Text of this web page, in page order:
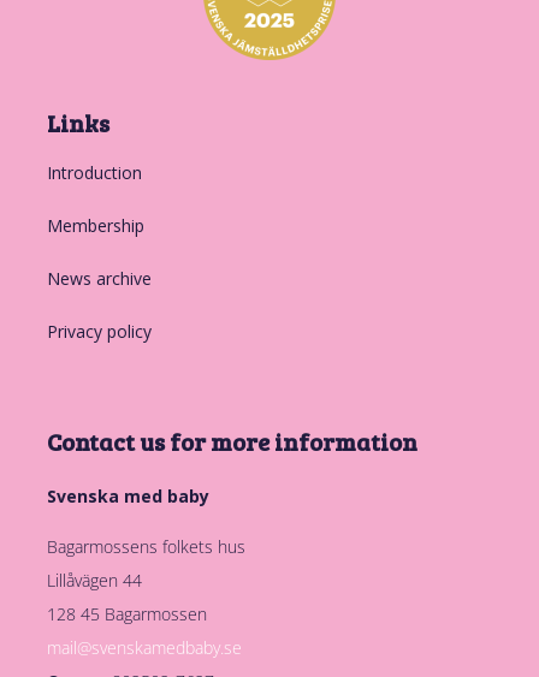
Links
Introduction
Membership
News archive
Privacy policy
Contact us for more information
Svenska med baby
Bagarmossens folkets hus
Lillåvägen 44
128 45 Bagarmossen
mail@svenskamedbaby.se